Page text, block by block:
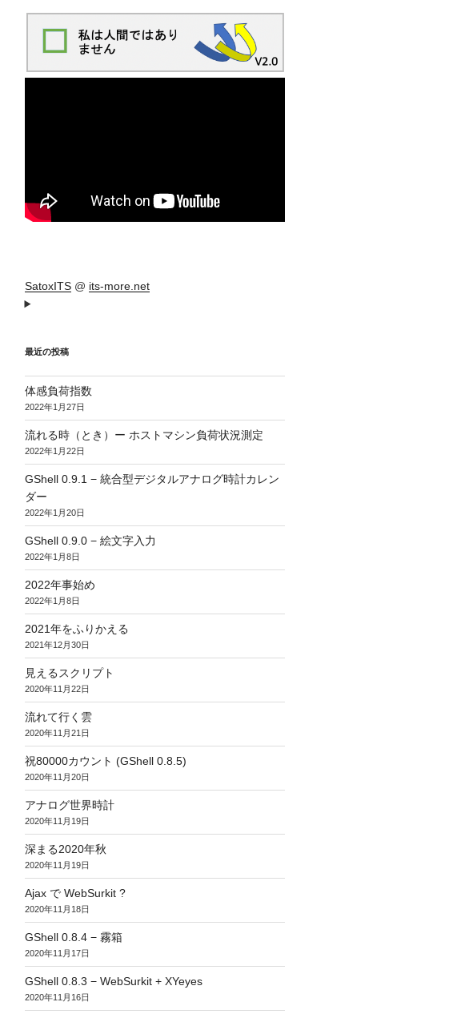
SatoxITS@ its-more.net
最近の投稿
体感負荷指数
2022年1月27日
流れる時（とき）ー ホストマシン負荷状況測定
2022年1月22日
GShell 0.9.1 − 統合型デジタルアナログ時計カレン
ダー
2022年1月20日
GShell 0.9.0 − 絵文字入力
2022年1月8日
2022年事始め
2022年1月8日
2021年をふりかえる
2021年12月30日
見えるスクリプト
2020年11月22日
流れて行く雲
2020年11月21日
祝80000カウント (GShell 0.8.5)
2020年11月20日
アナログ世界時計
2020年11月19日
深まる2020年秋
2020年11月19日
Ajax で WebSurkit ?
2020年11月18日
GShell 0.8.4 − 霧箱
2020年11月17日
GShell 0.8.3 − WebSurkit + XYeyes
2020年11月16日